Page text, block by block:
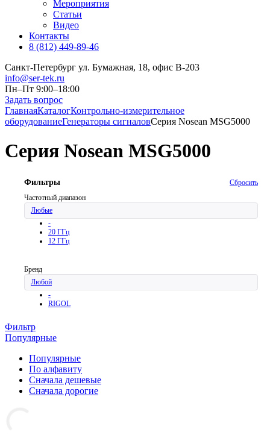
Мероприятия
Статьи
Видео
Контакты
8 (812) 449-89-46
Санкт-Петербург ул. Бумажная, 18, офис B-203
info@ser-tek.ru
Пн–Пт 9:00–18:00
Задать вопрос
ГлавнаяКаталогКонтрольно-измерительное
оборудованиеГенераторы сигналовСерия Nosean MSG5000
Серия Nosean MSG5000
Фильтры
Сбросить
Частотный диапазон
Любые
-
20 ГГц
12 ГГц
Бренд
Любой
-
RIGOL
Фильтр
Популярные
Популярные
По алфавиту
Cначала дешевые
Cначала дорогие